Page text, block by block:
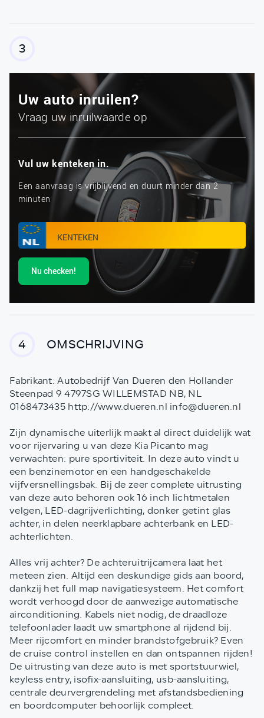
3
Uw auto inruilen?
Vraag uw inruilwaarde op
Vul uw kenteken in.
Een aanvraag is vrijblijvend en duurt minder dan 2
minuten
Nu checken!
4 OMSCHRIJVING
Fabrikant: Autobedrijf Van Dueren den Hollander
Steenpad 9 4797SG WILLEMSTAD NB, NL
0168473435 http://www.dueren.nl info@dueren.nl
Zijn dynamische uiterlijk maakt al direct duidelijk wat
voor rijervaring u van deze Kia Picanto mag
verwachten: pure sportiviteit. In deze auto vindt u
een benzinemotor en een handgeschakelde
vijfversnellingsbak. Bij de zeer complete uitrusting
van deze auto behoren ook 16 inch lichtmetalen
velgen, LED-dagrijverlichting, donker getint glas
achter, in delen neerklapbare achterbank en LED-
achterlichten.
Alles vrij achter? De achteruitrijcamera laat het
meteen zien. Altijd een deskundige gids aan boord,
dankzij het full map navigatiesysteem. Het comfort
wordt verhoogd door de aanwezige automatische
airconditioning. Kabels niet nodig, de draadloze
telefoonlader laadt uw smartphone al rijdend bij.
Meer rijcomfort en minder brandstofgebruik? Even
de cruise control instellen en dan ontspannen rijden!
De uitrusting van deze auto is met sportstuurwiel,
keyless entry, isofix-aansluiting, usb-aansluiting,
centrale deurvergrendeling met afstandsbediening
en boordcomputer behoorlijk compleet.